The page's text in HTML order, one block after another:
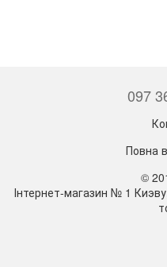
097
Повна
©
Інтернет-магазин № 1